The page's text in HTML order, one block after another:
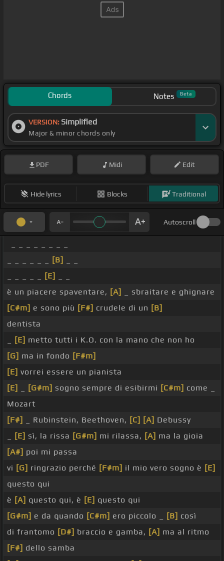
Chords Notes Beta
VERSION: Simplified
Major & minor chords only
PDF Midi Edit
Hide lyrics Blocks Traditional
Autoscroll
[B]
[E]
è un piacere spaventare, [A]
_ sbraitare e ghignare
[C#m] e sono più [F#] crudele di un [B]
dentista
[E] metto tutti i K.O. con la mano che non ho
[G] ma in fondo [F#m]
[E] vorrei essere un pianista
[E]
[G#m] sogno sempre di esibirmi [C#m] come _
Mozart
[F#]
_ Rubinstein, Beethoven, [C] [A] Debussy
[E] sì, la rissa [G#m] mi rilassa, [A] ma la gioia
[A#] poi mi passa
vi [G] ringrazio perché [F#m] il mio vero sogno è [E]
questo qui
è [A] questo qui, è [E] questo qui
[G#m] e da quando [C#m] ero piccolo _ [B] così
di frantomo [D#] braccio e gamba, [A] ma al ritmo
[F#] dello samba